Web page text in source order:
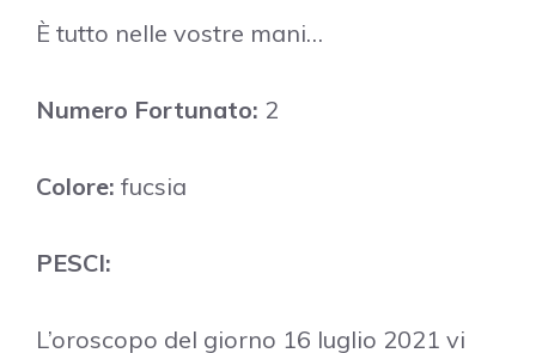
È tutto nelle vostre mani…
Numero Fortunato: 2
Colore: fucsia
PESCI:
L’oroscopo del giorno 16 luglio 2021 vi